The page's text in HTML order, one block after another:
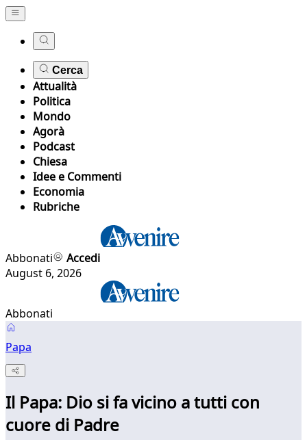
Cerca
Attualità
Politica
Mondo
Agorà
Podcast
Chiesa
Idee e Commenti
Economia
Rubriche
Abbonati
Accedi
August 6, 2026
Abbonati
Papa
Il Papa: Dio si fa vicino a tutti con
cuore di Padre